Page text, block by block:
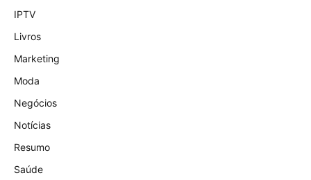
IPTV
Livros
Marketing
Moda
Negócios
Notícias
Resumo
Saúde